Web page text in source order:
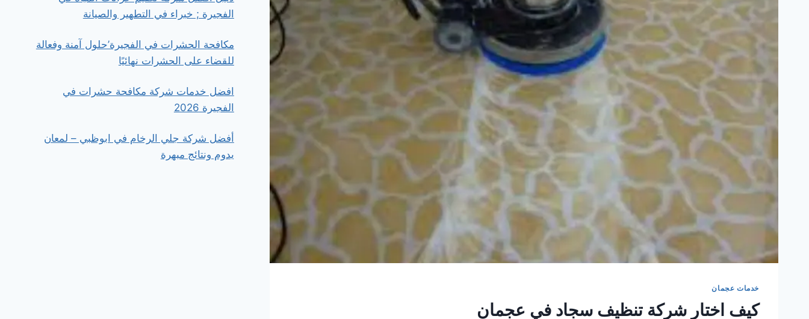
خدمات عجمان
كيف اختار شركة تنظيف سجاد في عجمان
الفجيرة ; خبراء في التطهير والصيانة
مكافحة الحشرات في الفجيرة’حلول آمنة وفعالة
للقضاء على الحشرات نهائيًا
افضل خدمات شركة مكافحة حشرات في
الفجيرة 2026
أفضل شركة جلي الرخام في ابوظبي – لمعان
يدوم ونتائج مبهرة